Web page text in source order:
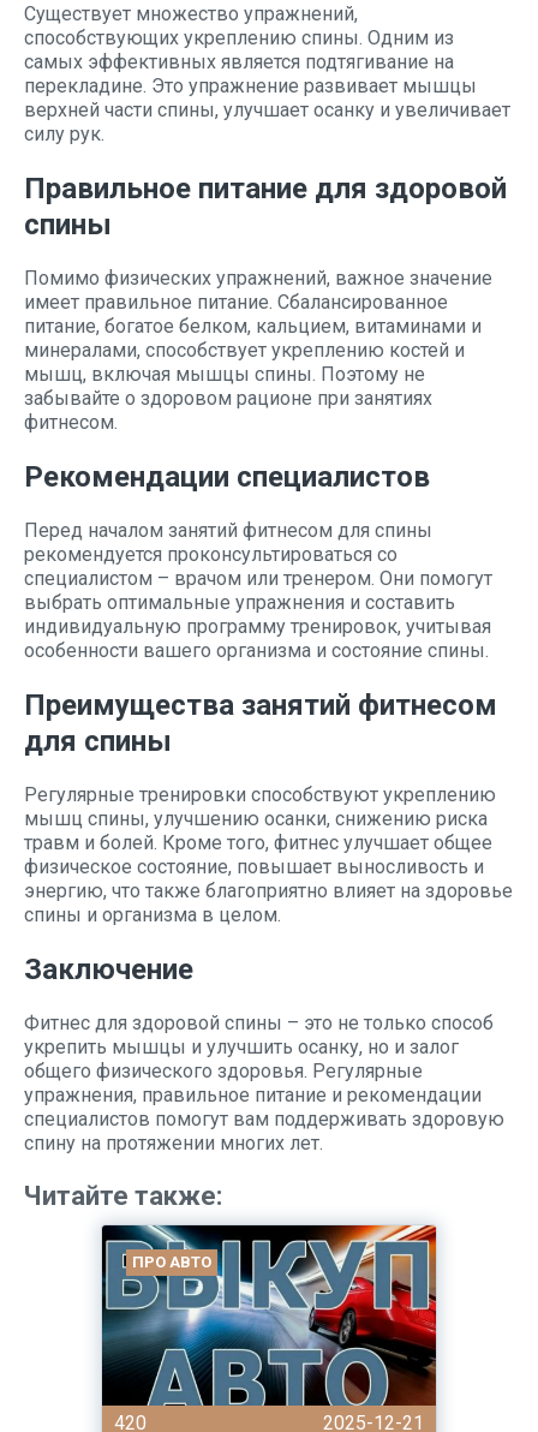
Существует множество упражнений,
способствующих укреплению спины. Одним из
самых эффективных является подтягивание на
перекладине. Это упражнение развивает мышцы
верхней части спины, улучшает осанку и увеличивает
силу рук.
Правильное питание для здоровой
спины
Помимо физических упражнений, важное значение
имеет правильное питание. Сбалансированное
питание, богатое белком, кальцием, витаминами и
минералами, способствует укреплению костей и
мышц, включая мышцы спины. Поэтому не
забывайте о здоровом рационе при занятиях
фитнесом.
Рекомендации специалистов
Перед началом занятий фитнесом для спины
рекомендуется проконсультироваться со
специалистом – врачом или тренером. Они помогут
выбрать оптимальные упражнения и составить
индивидуальную программу тренировок, учитывая
особенности вашего организма и состояние спины.
Преимущества занятий фитнесом
для спины
Регулярные тренировки способствуют укреплению
мышц спины, улучшению осанки, снижению риска
травм и болей. Кроме того, фитнес улучшает общее
физическое состояние, повышает выносливость и
энергию, что также благоприятно влияет на здоровье
спины и организма в целом.
Заключение
Фитнес для здоровой спины – это не только способ
укрепить мышцы и улучшить осанку, но и залог
общего физического здоровья. Регулярные
упражнения, правильное питание и рекомендации
специалистов помогут вам поддерживать здоровую
спину на протяжении многих лет.
Читайте также:
ПРО АВТО
420 2025-12-21